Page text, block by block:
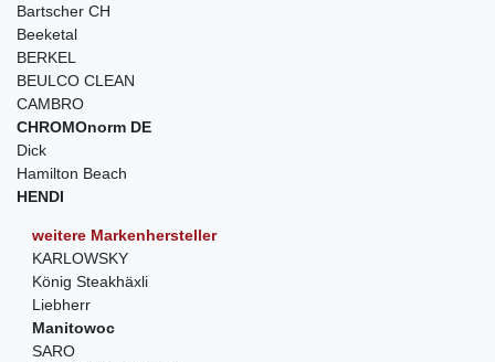
Bartscher CH
Beeketal
BERKEL
BEULCO CLEAN
CAMBRO
CHROMOnorm DE
Dick
Hamilton Beach
HENDI
weitere Markenhersteller
KARLOWSKY
König Steakhäxli
Liebherr
Manitowoc
SARO